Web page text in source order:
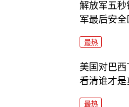
解放军五
军最后安全
最热
美国对巴
看清谁才是
最热